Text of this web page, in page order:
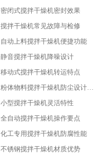
密闭式搅拌干燥机密封效果
搅拌干燥机常见故障与检修
自动上料搅拌干燥机便捷功能
静音搅拌干燥机降噪设计
移动式搅拌干燥机转运特点
粉体物料搅拌干燥机防尘设计粉体物料搅拌干燥机防尘设计
小型搅拌干燥机灵活特性
全自动搅拌干燥机操作要点
化工专用搅拌干燥机防腐性能
不锈钢搅拌干燥机材质优势